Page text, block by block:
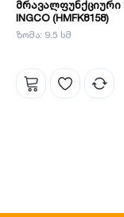
მრავალფუნქციური
INGCO (HMFK8158)
ზომა: 9.5 სმ